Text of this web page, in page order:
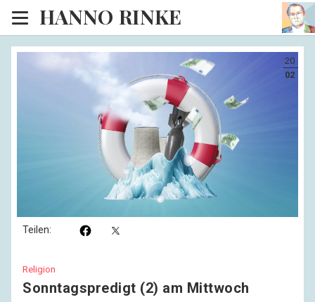
HANNO RINKE
Heim
Sonntagspredigten
Blog
Lesesaal
Hörsaal
Kinosaal
Teilen:
20
02
Religion
Sonntagspredigt (2) am Mittwoch